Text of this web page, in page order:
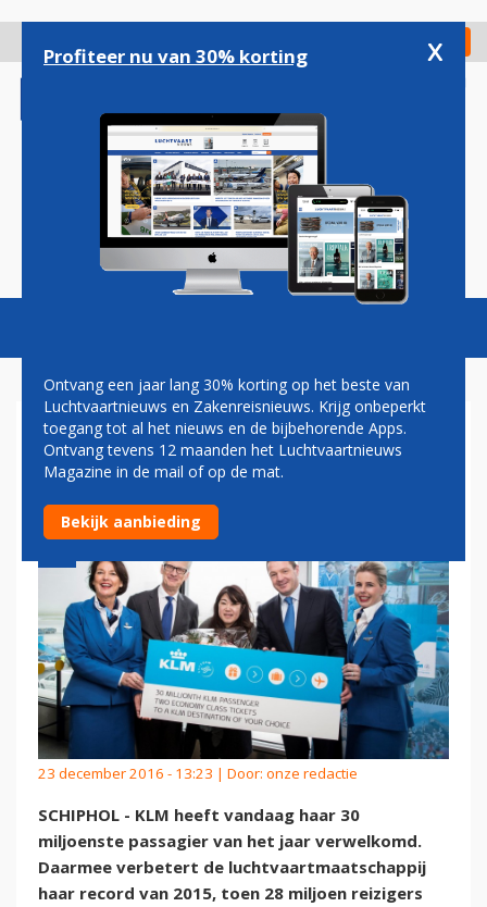
gaan
Check in
Magazine Podcasts Vacatures
KLM BEREIKT MIJLPAAL VAN
30 MILJOEN PASSAGIERS
23 december 2016 - 13:23 | Door: onze redactie
SCHIPHOL - KLM heeft vandaag haar 30
miljoenste passagier van het jaar verwelkomd.
Daarmee verbetert de luchtvaartmaatschappij
haar record van 2015, toen 28 miljoen reizigers
Profiteer nu van 30% korting x
Ontvang een jaar lang 30% korting op het beste van
Luchtvaartnieuws en Zakenreisnieuws. Krijg onbeperkt
toegang tot al het nieuws en de bijbehorende Apps.
Ontvang tevens 12 maanden het Luchtvaartnieuws
Magazine in de mail of op de mat.
Bekijk aanbieding